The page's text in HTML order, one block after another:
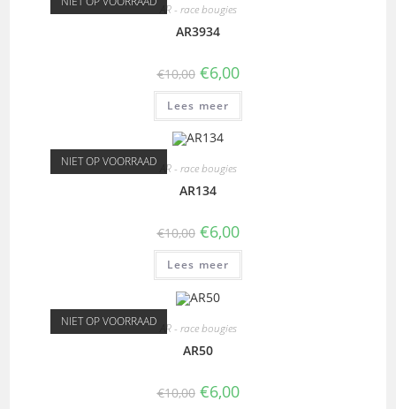
AR - race bougies
AR3934
€10,00 €6,00
Lees meer
NIET OP VOORRAAD AR - race bougies
AR134
€10,00 €6,00
Lees meer
NIET OP VOORRAAD AR - race bougies
AR50
€10,00 €6,00